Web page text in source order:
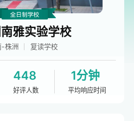
雅实验学校
-株洲 复读学校
448
好评人数
1分钟
平均响应时间